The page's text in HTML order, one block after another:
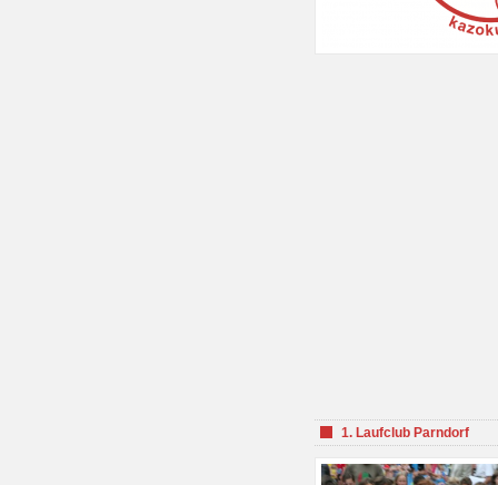
1. Laufclub Parndorf